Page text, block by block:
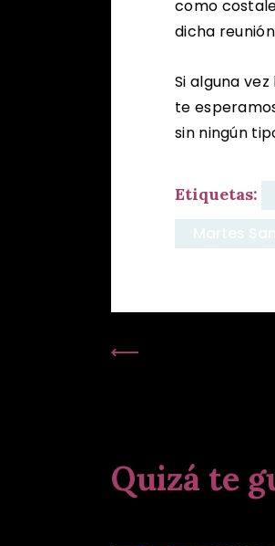
como
dicha
Si alguna
te
sin ningún
Etiquetas:
Martes
Quizá te